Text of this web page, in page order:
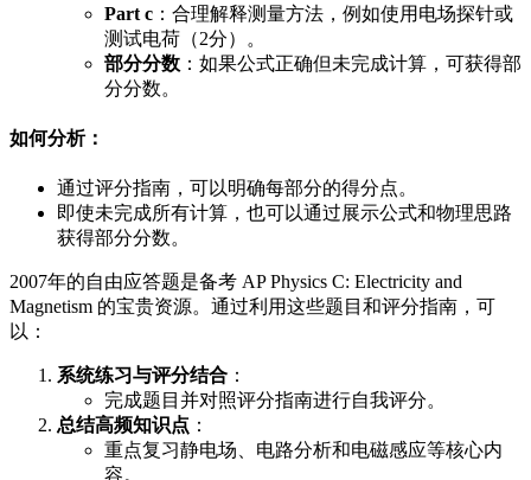
Part c ：合理解释测量方法，例如使用电场探针或
测试电荷（2分）。
部分分数 ：如果公式正确但未完成计算，可获得部
分分数。
如何分析：
通过评分指南，可以明确每部分的得分点。
即使未完成所有计算，也可以通过展示公式和物理思路
获得部分分数。
2007年的自由应答题是备考 AP Physics C: Electricity and
Magnetism 的宝贵资源。通过利用这些题目和评分指南，可
以：
系统练习与评分结合 ：
完成题目并对照评分指南进行自我评分。
总结高频知识点 ：
重点复习静电场、电路分析和电磁感应等核心内
容。